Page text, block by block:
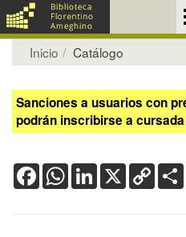
Inicio Catálogo
Sanciones a usuarios con
podrán inscribirse a
FacebookWhatsApp
LinkedIn
X Copy
Link